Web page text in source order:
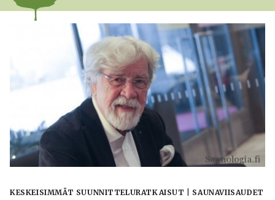
KESKEISIMMÄT SUUNNITTELURATKAISUT SAUNAVIISAUDET